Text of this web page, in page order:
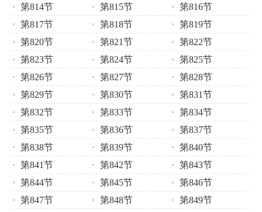
第814节
第815节
第816节
第817节
第818节
第819节
第820节
第821节
第822节
第823节
第824节
第825节
第826节
第827节
第828节
第829节
第830节
第831节
第832节
第833节
第834节
第835节
第836节
第837节
第838节
第839节
第840节
第841节
第842节
第843节
第844节
第845节
第846节
第847节
第848节
第849节